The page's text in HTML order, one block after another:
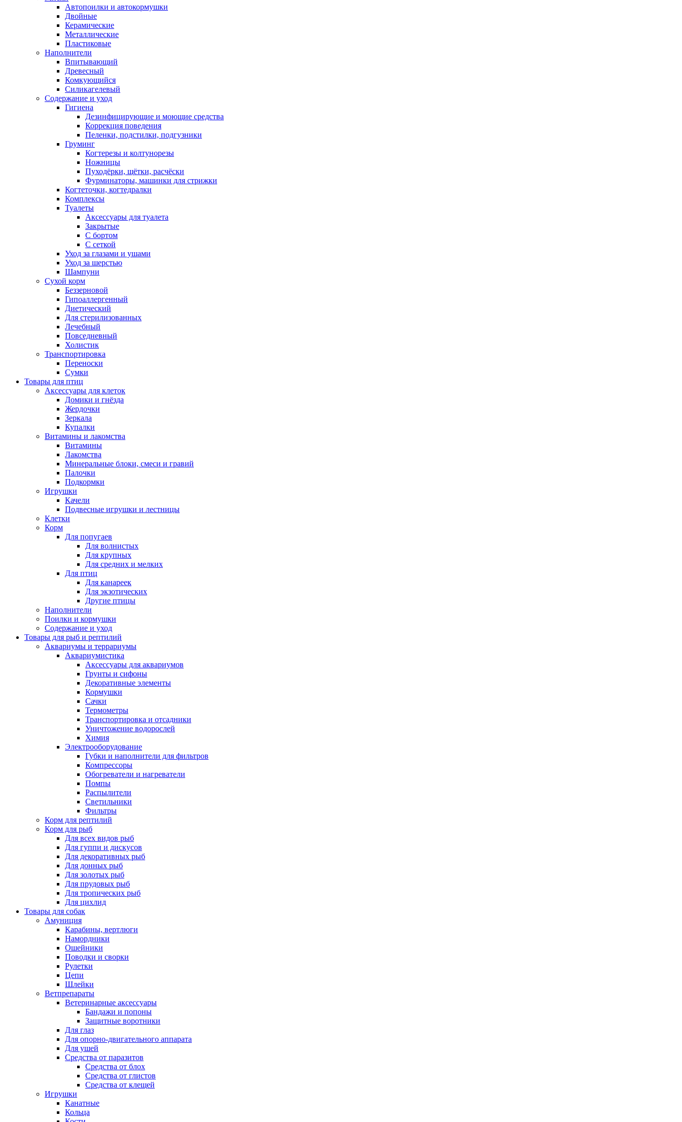
Автопоилки и автокормушки
Двойные
Керамические
Металлические
Пластиковые
Наполнители
Впитывающий
Древесный
Комкующийся
Силикагелевый
Содержание и уход
Гигиена
Дезинфицирующие и моющие средства
Коррекция поведения
Пеленки, подстилки, подгузники
Груминг
Когтерезы и колтунорезы
Ножницы
Пуходёрки, щётки, расчёски
Фурминаторы, машинки для стрижки
Когтеточки, когтедралки
Комплексы
Туалеты
Аксессуары для туалета
Закрытые
С бортом
С сеткой
Уход за глазами и ушами
Уход за шерстью
Шампуни
Сухой корм
Беззерновой
Гипоаллергенный
Диетический
Для стерилизованных
Лечебный
Повседневный
Холистик
Транспортировка
Переноски
Сумки
Товары для птиц
Аксессуары для клеток
Домики и гнёзда
Жердочки
Зеркала
Купалки
Витамины и лакомства
Витамины
Лакомства
Минеральные блоки, смеси и гравий
Палочки
Подкормки
Игрушки
Качели
Подвесные игрушки и лестницы
Клетки
Корм
Для попугаев
Для волнистых
Для крупных
Для средних и мелких
Для птиц
Для канареек
Для экзотических
Другие птицы
Наполнители
Поилки и кормушки
Содержание и уход
Товары для рыб и рептилий
Аквариумы и террариумы
Аквариумистика
Аксессуары для аквариумов
Грунты и сифоны
Декоративные элементы
Кормушки
Сачки
Термометры
Транспортировка и отсадники
Уничтожение водорослей
Химия
Электрооборудование
Губки и наполнители для фильтров
Компрессоры
Обогреватели и нагреватели
Помпы
Распылители
Светильники
Фильтры
Корм для рептилий
Корм для рыб
Для всех видов рыб
Для гуппи и дискусов
Для декоративных рыб
Для донных рыб
Для золотых рыб
Для прудовых рыб
Для тропических рыб
Для цихлид
Товары для собак
Амуниция
Карабины, вертлюги
Намордники
Ошейники
Поводки и сворки
Рулетки
Цепи
Шлейки
Ветпрепараты
Ветеринарные аксессуары
Бандажи и попоны
Защитные воротники
Для глаз
Для опорно-двигательного аппарата
Для ушей
Средства от паразитов
Средства от блох
Средства от глистов
Средства от клещей
Игрушки
Канатные
Кольца